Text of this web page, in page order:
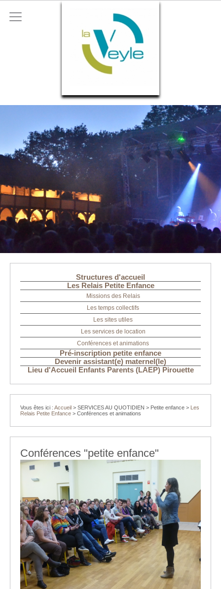
Structures d'accueil
Les Relais Petite Enfance
Missions des Relais
Les temps collectifs
Les sites utiles
Les services de location
Conférences et animations
Pré-inscription petite enfance
Devenir assistant(e) maternel(le)
Lieu d'Accueil Enfants Parents (LAEP) Pirouette
Vous êtes ici : Accueil > SERVICES AU QUOTIDIEN > Petite enfance > Les
Relais Petite Enfance > Conférences et animations
Conférences "petite enfance"